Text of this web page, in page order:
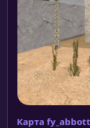
Карта